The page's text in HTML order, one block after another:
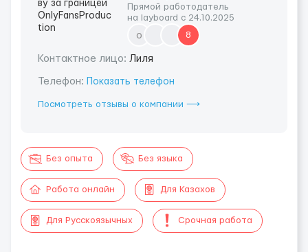
Прямой работодатель
на layboard с 24.10.2025
o 8
Контактное лицо: Лиля
Телефон: Показать телефон
Посмотреть отзывы о компании ⟶
Без опыта Без языка
Работа онлайн Для Казахов
Для Русскоязычных Срочная работа